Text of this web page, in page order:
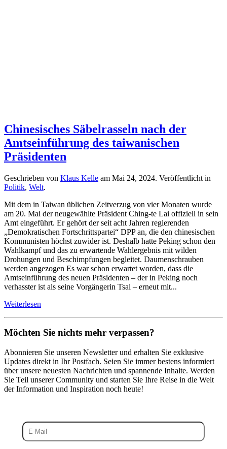
Chinesisches Säbelrasseln nach der
Amtseinführung des taiwanischen
Präsidenten
Geschrieben von Klaus Kelle am Mai 24, 2024. Veröffentlicht in
Politik, Welt.
Mit dem in Taiwan üblichen Zeitverzug von vier Monaten wurde
am 20. Mai der neugewählte Präsident Ching-te Lai offiziell in sein
Amt eingeführt. Er gehört der seit acht Jahren regierenden
„Demokratischen Fortschrittspartei“ DPP an, die den chinesischen
Kommunisten höchst zuwider ist. Deshalb hatte Peking schon den
Wahlkampf und das zu erwartende Wahlergebnis mit wilden
Drohungen und Beschimpfungen begleitet. Daumenschrauben
werden angezogen Es war schon erwartet worden, dass die
Amtseinführung des neuen Präsidenten – der in Peking noch
verhasster ist als seine Vorgängerin Tsai – erneut mit...
Weiterlesen
Möchten Sie nichts mehr verpassen?
Abonnieren Sie unseren Newsletter und erhalten Sie exklusive
Updates direkt in Ihr Postfach. Seien Sie immer bestens informiert
über unsere neuesten Nachrichten und spannende Inhalte. Werden
Sie Teil unserer Community und starten Sie Ihre Reise in die Welt
der Information und Inspiration noch heute!